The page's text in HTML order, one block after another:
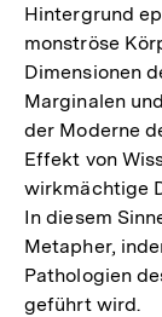
Hintergrund
monströse
Dimensionen
Marginalen
der Moderne
Effekt von
wirkmächtige
In diesem
Metapher,
Pathologien
geführt wird.